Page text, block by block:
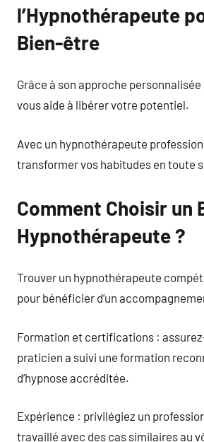
l’Hypnothérapeute
Bien-être
Grâce à son approche
vous aide à libérer votre potentiel.
Avec un hypnothérapeute
transformer vos habitudes en toute
Comment Choisir un
Hypnothérapeute ?
Trouver un hypnothérapeute
pour bénéficier d’un
Formation et certifications :
praticien a suivi une formation
d’hypnose accréditée.
Expérience : privilégiez un
travaillé avec des cas similaires au